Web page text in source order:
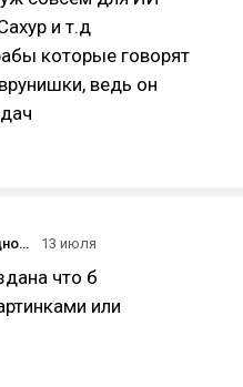
и т.д
которые говорят
ведь он
Бюджетный отпуск выходного дня на трое суток за 128200 рублей (аккуратно очень много фото и текста)
13 июля
что б
или